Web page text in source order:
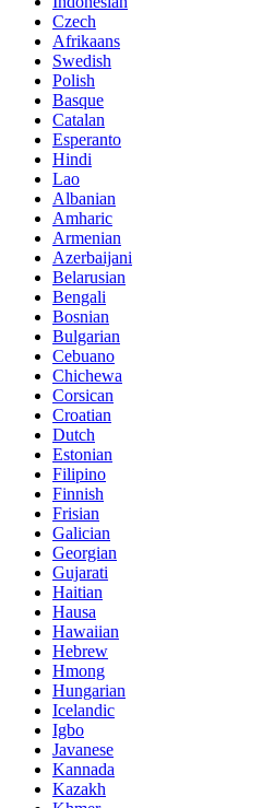
Czech
Afrikaans
Swedish
Polish
Basque
Catalan
Esperanto
Hindi
Lao
Albanian
Amharic
Armenian
Azerbaijani
Belarusian
Bengali
Bosnian
Bulgarian
Cebuano
Chichewa
Corsican
Croatian
Dutch
Estonian
Filipino
Finnish
Frisian
Galician
Georgian
Gujarati
Haitian
Hausa
Hawaiian
Hebrew
Hmong
Hungarian
Icelandic
Igbo
Javanese
Kannada
Kazakh